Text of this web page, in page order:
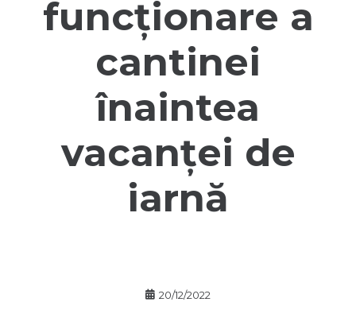
funcționare a
cantinei
înaintea
vacanței de
iarnă
20/12/2022